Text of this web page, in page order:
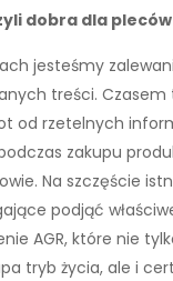
dobra dla
jesteśmy
treści. Czasem
od rzetelnych
zakupu
Na szczęście
podjąć
AGR, które nie
tryb życia, ale i